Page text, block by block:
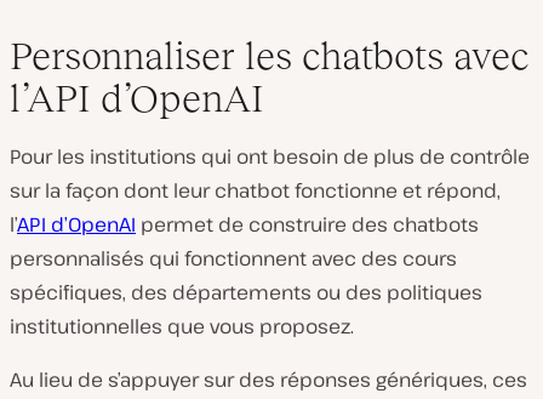
Personnaliser les chatbots avec
l’API d’OpenAI
Pour les institutions qui ont besoin de plus de contrôle
sur la façon dont leur chatbot fonctionne et répond,
l’API d’OpenAI permet de construire des chatbots
personnalisés qui fonctionnent avec des cours
spécifiques, des départements ou des politiques
institutionnelles que vous proposez.
Au lieu de s’appuyer sur des réponses génériques, ces